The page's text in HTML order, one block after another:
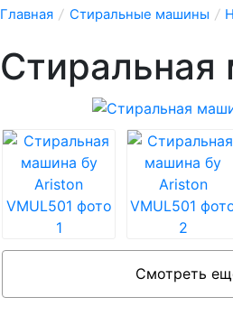
Главная / Стиральные машины /
Стиральная
Смотреть